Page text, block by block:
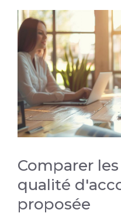
Comparer
qualité
proposée